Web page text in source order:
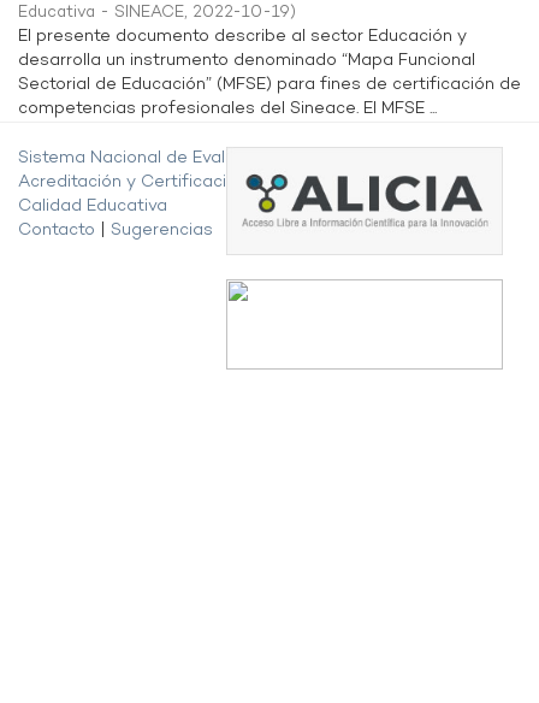
Educativa - SINEACE, 2022-10-19)
El presente documento describe al sector Educación y
desarrolla un instrumento denominado “Mapa Funcional
Sectorial de Educación” (MFSE) para fines de certificación de
competencias profesionales del Sineace. El MFSE ...
Sistema Nacional de Evaluación,
Acreditación y Certificación de la
Calidad Educativa
Contacto
Sugerencias